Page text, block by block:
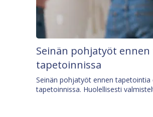
Seinän pohjatyöt
tapetoinnissa
Seinän pohjatyöt ennen
tapetoinnissa. Huolellisesti